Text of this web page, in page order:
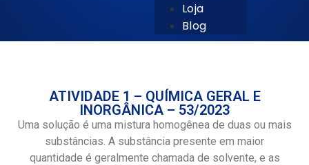
Loja
Blog
ATIVIDADE 1 – QUÍMICA GERAL E
INORGÂNICA – 53/2023
Uma solução é uma mistura homogênea de duas ou mais
substâncias. A substância presente em maior
quantidade é geralmente chamada de solvente, e as